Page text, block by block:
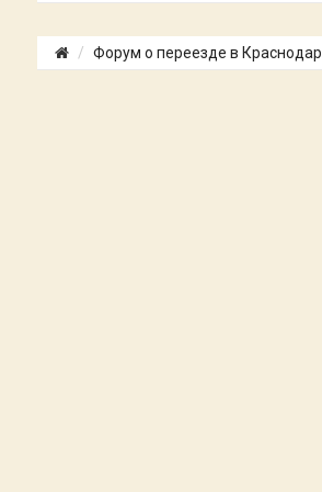
Форум о переезде в Краснодар